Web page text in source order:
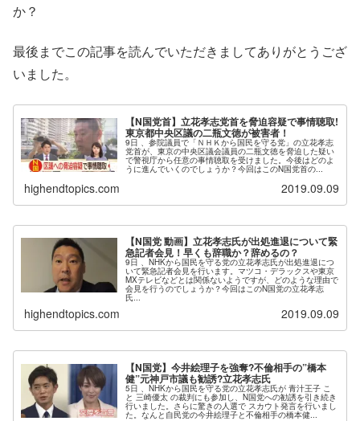
か？
最後までこの記事を読んでいただきましてありがとうござ
いました。
【N国党首】立花孝志党首を脅迫容疑で事情聴取!
東京都中央区議の二瓶文徳が被害者！
9日 、参院議員で「ＮＨＫから国民を守る党」の立花孝志
党首が、東京の中央区議会議員の二瓶文徳を脅迫した疑い
で警視庁から任意の事情聴取を受けました。今後はどのよ
うに進んでいくのでしょうか？今回はこのN国党首の...
highendtopics.com 2019.09.09
【N国党 動画】立花孝志氏が出処進退について緊
急記者会見！早くも辞職か？辞めるの？
9日 、NHKから国民を守る党の立花孝志氏が出処進退につ
いて緊急記者会見を行います。マツコ・デラックスや東京
MXテレビなどとは関係ないようですが、どのような理由で
会見を行うのでしょうか？今回はこのN国党の立花孝志
氏...
highendtopics.com 2019.09.09
【N国党】今井絵理子を強奪?不倫相手の”橋本
健”元神戸市議も勧誘?立花孝志氏
5日 、NHKから国民を守る党の立花孝志氏が 青汁王子 こ
と 三崎優太 の裁判にも参加し、N国党への勧誘を引き続き
行いました。さらに驚きの人選で スカウト発言を行いまし
た。なんと自民党の今井絵理子と不倫相手の橋本健...